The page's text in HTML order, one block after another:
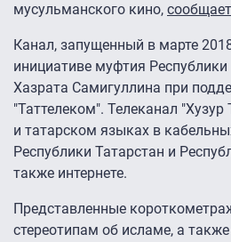
мусульманского кино,
Канал, запущенный в марте
инициативе муфтия
Хазрата Самигуллина при
"Таттелеком". Телеканал
и татарском языках в
Республики Татарстан и
также интернете.
Представленные
стереотипам об исламе, а